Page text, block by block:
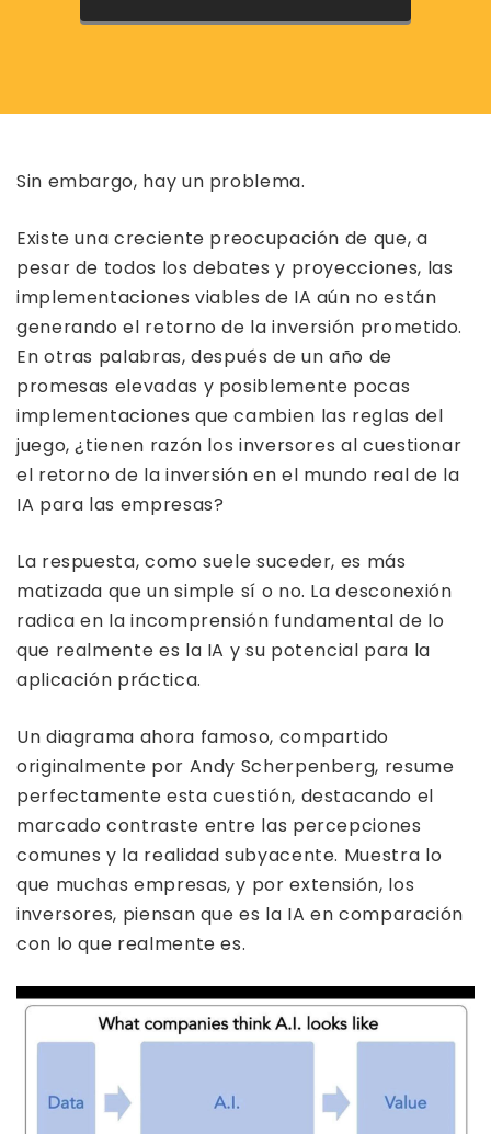
Sin embargo, hay un problema.
Existe una creciente preocupación de que, a
pesar de todos los debates y proyecciones, las
implementaciones viables de IA aún no están
generando el retorno de la inversión prometido.
En otras palabras, después de un año de
promesas elevadas y posiblemente pocas
implementaciones que cambien las reglas del
juego, ¿tienen razón los inversores al cuestionar
el retorno de la inversión en el mundo real de la
IA para las empresas?
La respuesta, como suele suceder, es más
matizada que un simple sí o no. La desconexión
radica en la incomprensión fundamental de lo
que realmente es la IA y su potencial para la
aplicación práctica.
Un diagrama ahora famoso, compartido
originalmente por Andy Scherpenberg, resume
perfectamente esta cuestión, destacando el
marcado contraste entre las percepciones
comunes y la realidad subyacente. Muestra lo
que muchas empresas, y por extensión, los
inversores, piensan que es la IA en comparación
con lo que realmente es.